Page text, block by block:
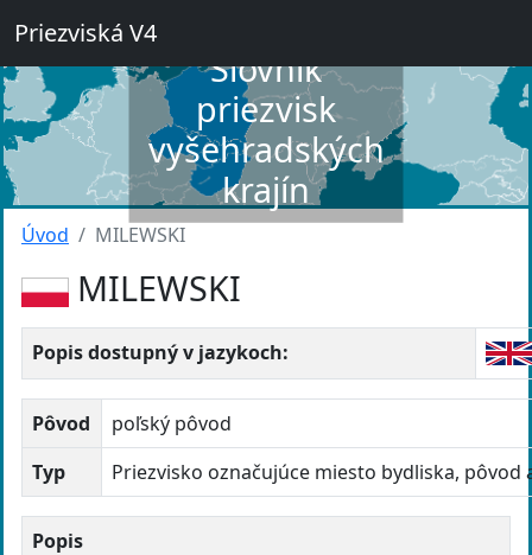
Priezviská V4
Slovník
priezvisk
vyšehradských
krajín
Úvod MILEWSKI
MILEWSKI
Popis dostupný v jazykoch:
Pôvod
poľský pôvod
Typ
Priezvisko označujúce miesto bydliska, pôvod
Popis